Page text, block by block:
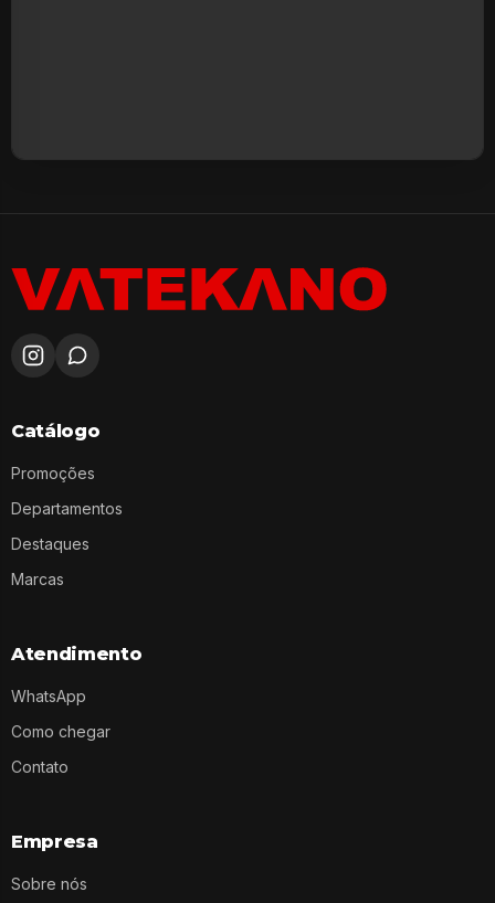
Catálogo
Promoções
Departamentos
Destaques
Marcas
Atendimento
WhatsApp
Como chegar
Contato
Empresa
Sobre nós